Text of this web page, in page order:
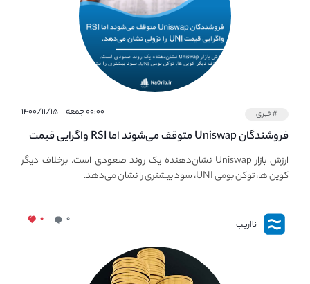
#خبری ۰۰:۰۰ جمعه - ۱۴۰۰/۱۱/۱۵
فروشندگان Uniswap متوقف می‌شوند اما RSI واگرایی قیمت
UNI نزولی را توسعه می‌دهد.
ارزش بازار Uniswap نشان‌دهنده یک روند صعودی است. برخلاف دیگر
کوین ها، توکن بومی UNI، سود بیشتری را نشان می‌دهد.
نااریب ۰ ۰